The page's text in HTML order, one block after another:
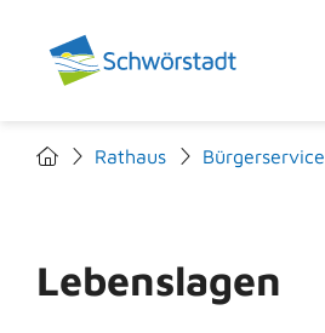
Rathaus Bürgerservice
Lebenslagen